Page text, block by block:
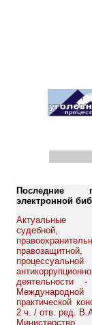
Последние
электронной
Актуальные
судебной,
деятельности
практической
2 ч. / отв. ред.